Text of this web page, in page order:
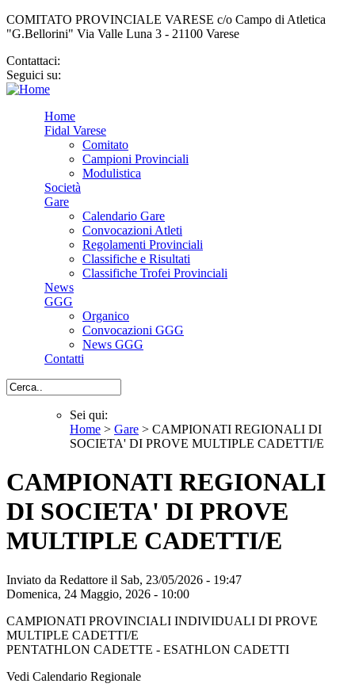
COMITATO PROVINCIALE VARESE c/o Campo di Atletica
"G.Bellorini" Via Valle Luna 3 - 21100 Varese
Contattaci:
Seguici su:
Home
Fidal Varese
Comitato
Campioni Provinciali
Modulistica
Società
Gare
Calendario Gare
Convocazioni Atleti
Regolamenti Provinciali
Classifiche e Risultati
Classifiche Trofei Provinciali
News
GGG
Organico
Convocazioni GGG
News GGG
Contatti
Cerca
Sei qui
Sei qui:
Home > Gare > CAMPIONATI REGIONALI DI
SOCIETA' DI PROVE MULTIPLE CADETTI/E
CAMPIONATI REGIONALI
DI SOCIETA' DI PROVE
MULTIPLE CADETTI/E
Inviato da Redattore il Sab, 23/05/2026 - 19:47
Domenica, 24 Maggio, 2026 - 10:00
CAMPIONATI PROVINCIALI INDIVIDUALI DI PROVE
MULTIPLE CADETTI/E
PENTATHLON CADETTE - ESATHLON CADETTI
Vedi Calendario Regionale